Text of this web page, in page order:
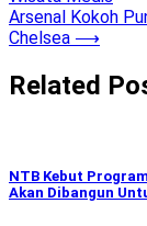
navigation
Arsenal Kokoh
Chelsea ⟶
Related
NTB Kebut
Akan Dibangun